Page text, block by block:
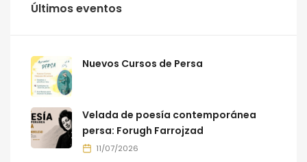
Últimos eventos
Nuevos Cursos de Persa
Velada de poesía contemporánea
persa: Forugh Farrojzad
11/07/2026